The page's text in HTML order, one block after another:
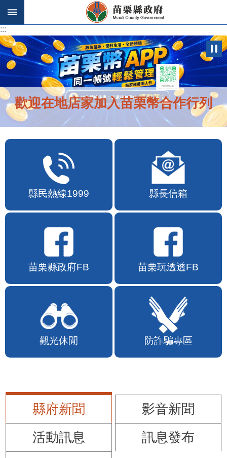
跳到主要內容區塊
:::
:::
歡迎在地店家加入苗栗幣合作行列
縣民熱線1999 縣長信箱
苗栗縣政府FB 苗栗玩透透FB
觀光休閒 防詐騙專區
縣府新聞
影音新聞
活動訊息
訊息發布